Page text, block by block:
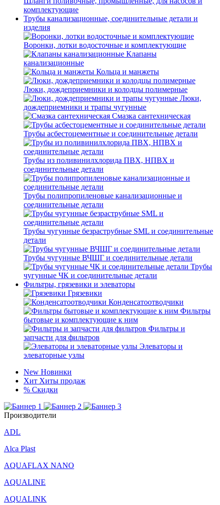
комплектующие
Трубы канализационные, соединительные детали и
изделия
Воронки, лотки водосточные и комплектующие
Клапаны
канализационные
Кольца и манжеты
Люки, дождеприемники и колодцы полимерные
Люки,
дождеприемники и трапы чугунные
Смазка сантехническая
Трубы асбестоцементные и соединительные детали
Трубы из поливинилхлорида ПВХ, НПВХ и
соединительные детали
Трубы полипропиленовые канализационные и
соединительные детали
Трубы чугунные безраструбные SML и соединительные
детали
Трубы чугунные ВЧШГ и соединительные детали
Трубы
чугунные ЧК и соединительные детали
Фильтры, грязевики и элеваторы
Грязевики
Конденсатоотводчики
Фильтры
бытовые и комплектующие к ним
Фильтры и
запчасти для фильтров
Элеваторы и
элеваторные узлы
New Новинки
Хит Хиты продаж
% Скидки
Производители
ADL
Alca Plast
AQUAFLAX NANO
AQUALINE
AQUALINK